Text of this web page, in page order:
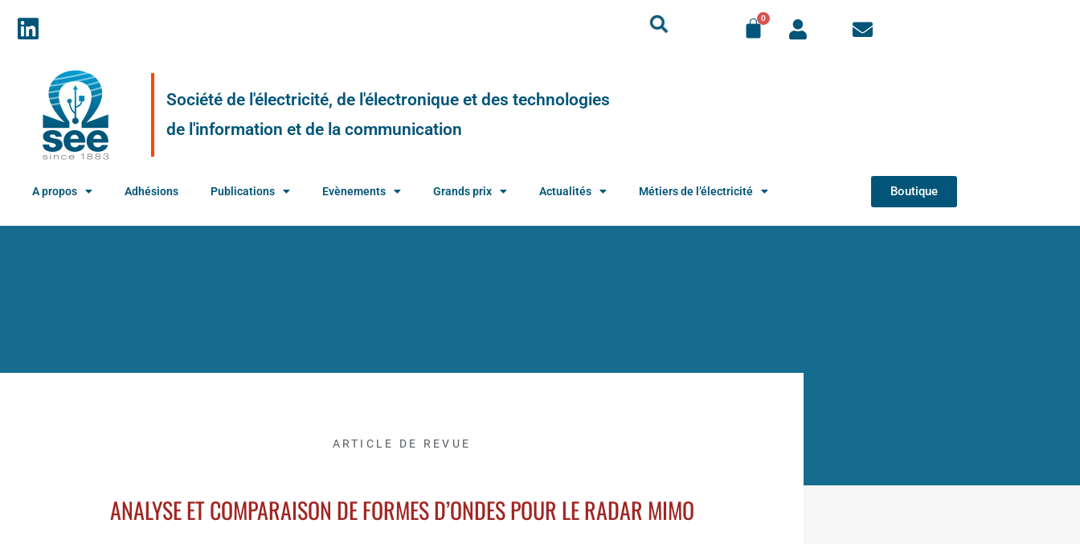
Société de l'électricité, de l'électronique et des technologies
de l'information et de la communication
A propos Adhésions Publications Evènements Grands prix Actualités Métiers de l’électricité Boutique
ARTICLE DE REVUE
ANALYSE ET COMPARAISON DE FORMES D’ONDES POUR LE RADAR MIMO